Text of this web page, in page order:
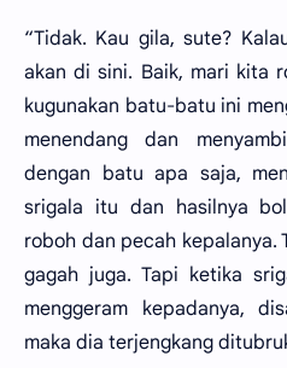
“Tidak. Kau gila, sute?
akan di sini. Baik, mari kita
kugunakan batu-batu ini
menendang dan
dengan batu apa saja,
srigala itu dan hasilnya
roboh dan pecah kepalanya.
gagah juga. Tapi ketika
menggeram kepadanya,
maka dia terjengkang